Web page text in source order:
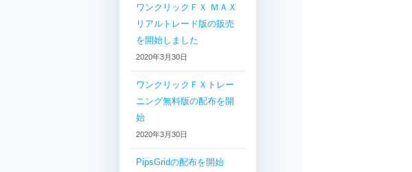
ワンクリックＦＸ ＭＡＸ
リアルトレード版の販売
を開始しました
2020年3月30日
ワンクリックＦＸトレー
ニング無料版の配布を開
始
2020年3月30日
PipsGridの配布を開始